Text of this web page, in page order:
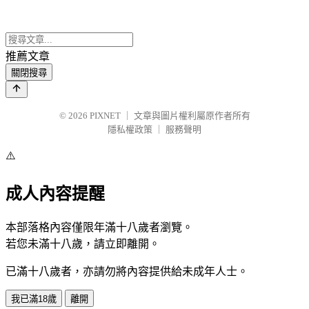
推薦文章
關閉搜尋
© 2026 PIXNET
文章與圖片權利屬原作者所有
隱私權政策
服務聲明
⚠️
成人內容提醒
本部落格內容僅限年滿十八歲者瀏覽。
若您未滿十八歲，請立即離開。
已滿十八歲者，亦請勿將內容提供給未成年人士。
我已滿18歲 離開